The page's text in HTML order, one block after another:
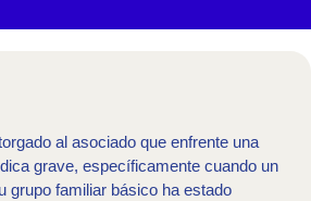
al asociado que enfrente una
grave, específicamente cuando un
grupo familiar básico ha estado